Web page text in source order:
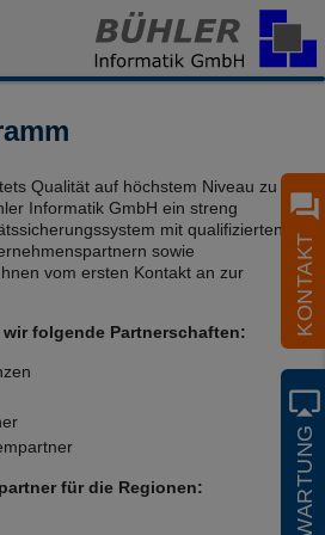
question_answer
KONTAKT
airplay
Qualität auf höchstem Niveau zu
Informatik GmbH ein streng
mit qualifizierten
sowie
vom ersten Kontakt an zur
folgende Partnerschaften:
für die Regionen: